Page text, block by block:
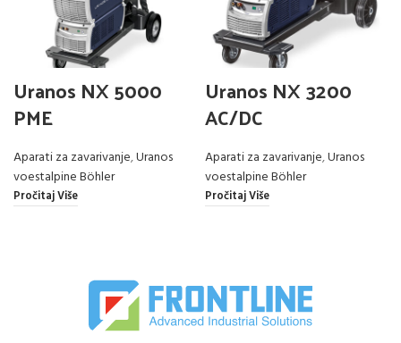
Uranos NX 5000
PME
Aparati za zavarivanje,Uranos
voestalpine Böhler
Pročitaj Više
Uranos NX 3200
AC/DC
Aparati za zavarivanje,Uranos
voestalpine Böhler
Pročitaj Više